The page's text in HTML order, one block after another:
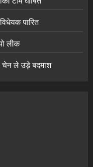
पारित
लीक
चेन ले उड़े बदमाश